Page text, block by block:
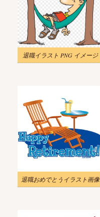
退職イラスト PNG イメージ
退職おめでとうイラスト画像